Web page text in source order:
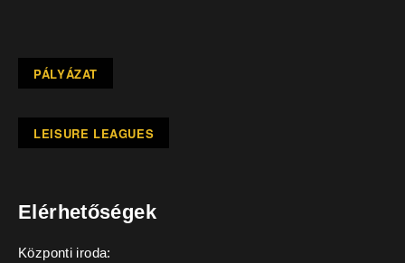
PÁLYÁZAT
LEISURE LEAGUES
Elérhetőségek
Központi iroda: